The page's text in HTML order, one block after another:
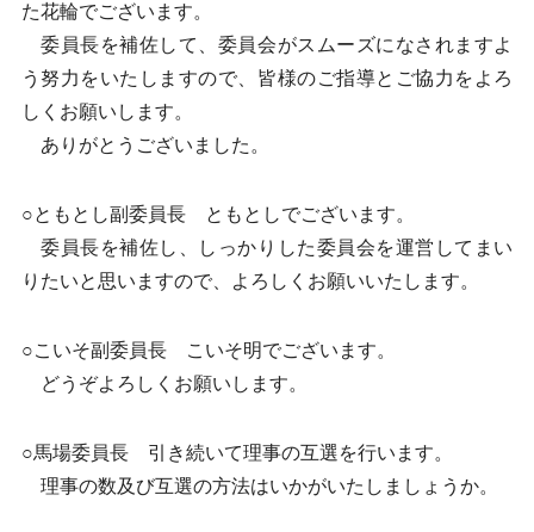
た花輪でございます。
委員長を補佐して、委員会がスムーズになされますよ
う努力をいたしますので、皆様のご指導とご協力をよろ
しくお願いします。
ありがとうございました。
○ともとし副委員長 ともとしでございます。
委員長を補佐し、しっかりした委員会を運営してまい
りたいと思いますので、よろしくお願いいたします。
○こいそ副委員長 こいそ明でございます。
どうぞよろしくお願いします。
○馬場委員長 引き続いて理事の互選を行います。
理事の数及び互選の方法はいかがいたしましょうか。